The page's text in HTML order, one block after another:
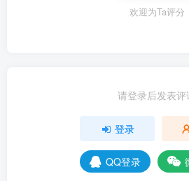
欢迎为Ta评分
请登录后发表评
登录
QQ登录